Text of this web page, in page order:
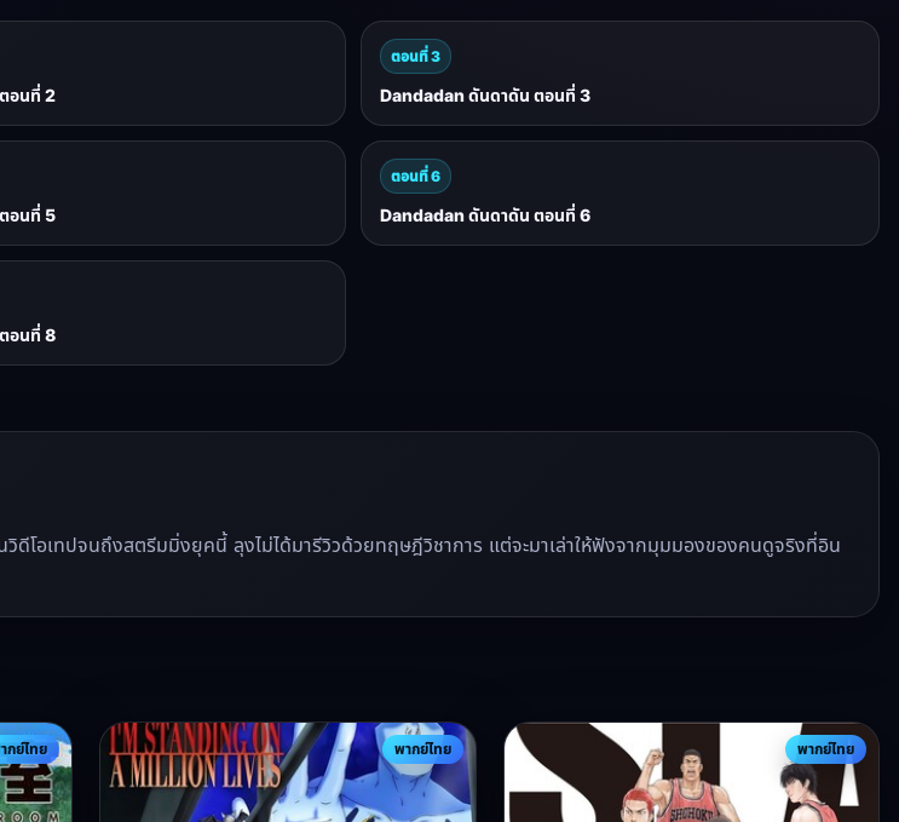
อนที่ 2
ตอนที่ 3
Dandadan ดันดาดัน ตอนที่ 3
อนที่ 5
ตอนที่ 6
Dandadan ดันดาดัน ตอนที่ 6
อนที่ 8
อเทปจนถึงสตรีมมิ่งยุคนี้ ลุงไม่ได้มารีวิวด้วยทฤษฎีวิชาการ แต่จะมาเล่าให้ฟังจากมุมมองของคนดูจริงที่อิน
กย์ไทย พากย์ไทย พากย์ไทย